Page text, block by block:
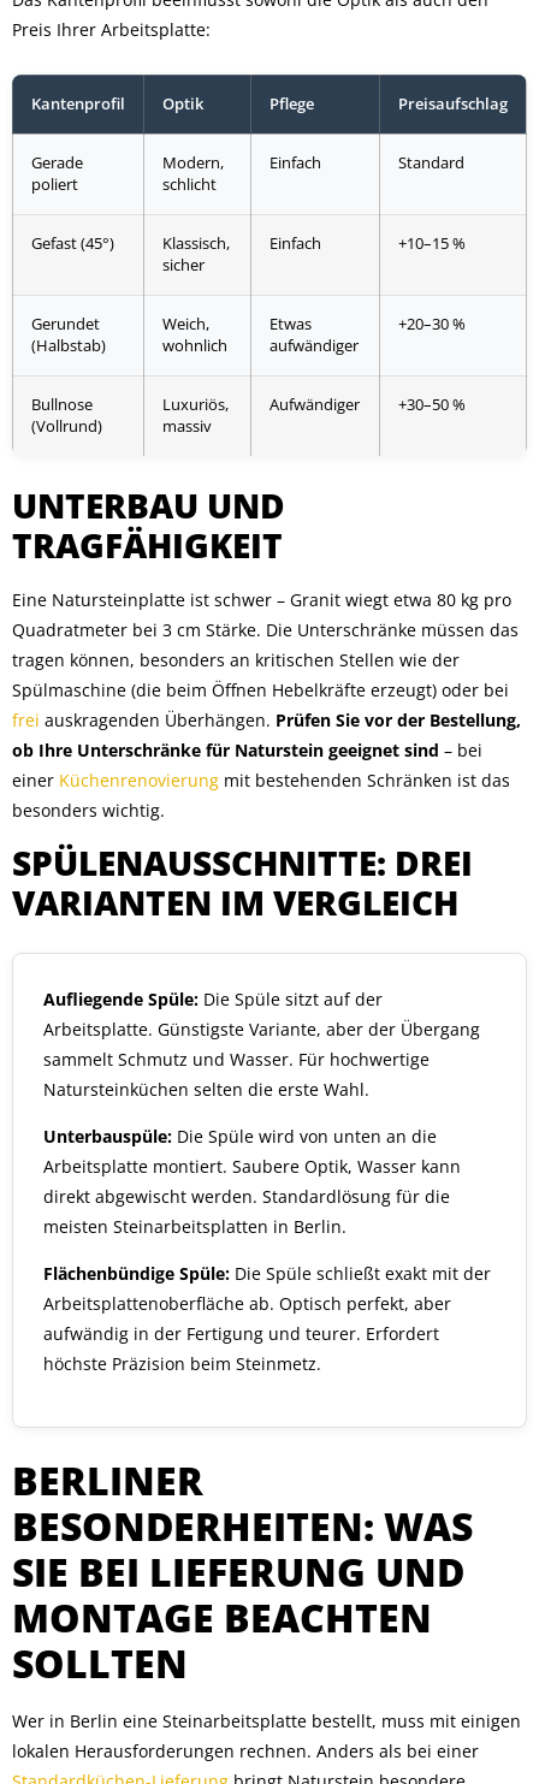
Preis Ihrer Arbeitsplatte:
Kantenprofil Optik Pflege Preisaufschlag
Gerade
poliert
Modern,
schlicht
Einfach Standard
Gefast (45°)
Klassisch,
sicher
Einfach +10–15 %
Gerundet
(Halbstab)
Weich,
wohnlich
Etwas
aufwändiger
+20–30 %
Bullnose
(Vollrund)
Luxuriös,
massiv
Aufwändiger +30–50 %
UNTERBAU UND
TRAGFÄHIGKEIT
Eine Natursteinplatte ist schwer – Granit wiegt etwa 80 kg pro
Quadratmeter bei 3 cm Stärke. Die Unterschränke müssen das
tragen können, besonders an kritischen Stellen wie der
Spülmaschine (die beim Öffnen Hebelkräfte erzeugt) oder bei
frei auskragenden Überhängen. Prüfen Sie vor der Bestellung,
ob Ihre Unterschränke für Naturstein geeignet sind – bei
einer Küchenrenovierung mit bestehenden Schränken ist das
besonders wichtig.
SPÜLENAUSSCHNITTE: DREI
VARIANTEN IM VERGLEICH
Aufliegende Spüle: Die Spüle sitzt auf der
Arbeitsplatte. Günstigste Variante, aber der Übergang
sammelt Schmutz und Wasser. Für hochwertige
Natursteinküchen selten die erste Wahl.
Unterbauspüle: Die Spüle wird von unten an die
Arbeitsplatte montiert. Saubere Optik, Wasser kann
direkt abgewischt werden. Standardlösung für die
meisten Steinarbeitsplatten in Berlin.
Flächenbündige Spüle: Die Spüle schließt exakt mit der
Arbeitsplattenoberfläche ab. Optisch perfekt, aber
aufwändig in der Fertigung und teurer. Erfordert
höchste Präzision beim Steinmetz.
BERLINER
BESONDERHEITEN: WAS
SIE BEI LIEFERUNG UND
MONTAGE BEACHTEN
SOLLTEN
Wer in Berlin eine Steinarbeitsplatte bestellt, muss mit einigen
lokalen Herausforderungen rechnen. Anders als bei einer